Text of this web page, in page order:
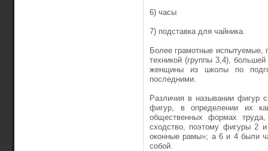
6) часы
7) подставка для чайника.
Более грамотные испытуемые,
техникой (группы 3,4),
женщины из школы по
последними.
Различия в назывании фигур
фигур, в определении их
общественных формах труда,
сходство, поэтому фигуры 2
оконные рамы»; а 6 и 4 были
собой.